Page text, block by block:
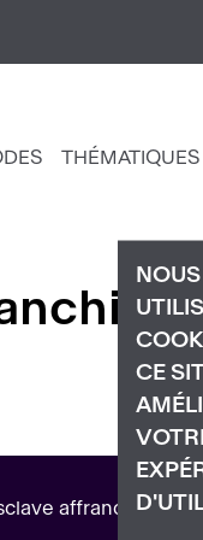
NOUS
CE
THÉMATIQUES
de
affranchi